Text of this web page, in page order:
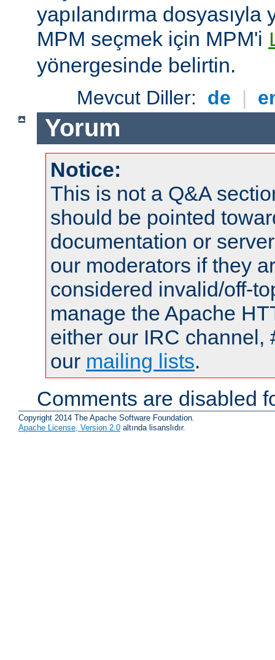
yapılandırma dosyasıyla
MPM seçmek için MPM'i
yönergesinde belirtin.
Mevcut Diller: de |
Yorum
Notice:
This is not a Q&A
should be pointed
documentation or
our moderators if they
considered invalid/off-
manage the Apache
either our IRC channel,
our mailing lists.
Comments are disabled
Copyright 2014 The Apache Software Foundation.
Apache License, Version 2.0 altında lisanslıdır.